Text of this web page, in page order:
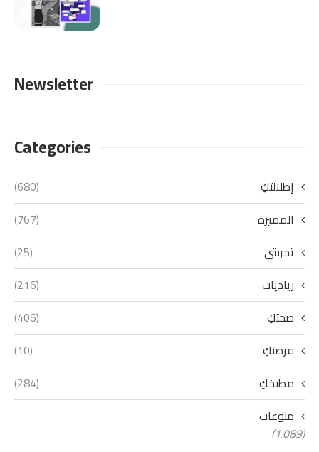
Newsletter
Categories
إطلالتكِ
(680)
المميزة
(767)
تجربتي
(25)
رياديات
(216)
صحتكِ
(406)
فرصتكِ
(10)
مطبخكِ
(284)
منوعات
(1٬089)